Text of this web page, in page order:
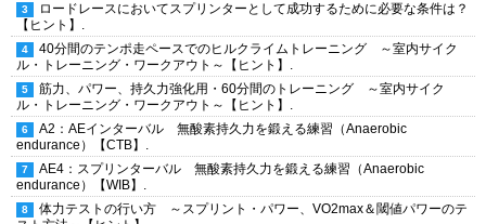
ロードレースにおいてスプリンターとして成功するために必要な条件は？
【ヒント】.
40分間のテンポ走ペースでのヒルクライムトレーニング ～室内サイク
ル・トレーニング・ワークアウト～【ヒント】.
筋力、パワー、持久力強化用・60分間のトレーニング ～室内サイク
ル・トレーニング・ワークアウト～【ヒント】.
A2：AEインターバル 無酸素持久力を鍛える練習（Anaerobic
endurance）【CTB】.
AE4：スプリンターバル 無酸素持久力を鍛える練習（Anaerobic
endurance）【WIB】.
体力テストの行い方 ～スプリント・パワー、VO2max＆閾値パワーのテ